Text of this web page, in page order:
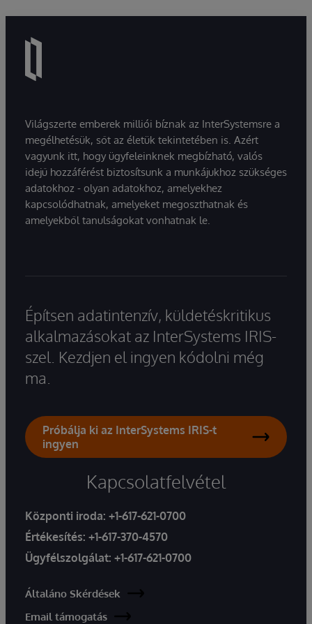
Világszerte emberek milliói bíznak az InterSystemsre a
megélhetésük, sőt az életük tekintetében is. Azért
vagyunk itt, hogy ügyfeleinknek megbízható, valós
idejű hozzáférést biztosítsunk a munkájukhoz szükséges
adatokhoz - olyan adatokhoz, amelyekhez
kapcsolódhatnak, amelyeket megoszthatnak és
amelyekből tanulságokat vonhatnak le.
Építsen adatintenzív, küldetéskritikus
alkalmazásokat az InterSystems IRIS-
szel. Kezdjen el ingyen kódolni még
ma.
Próbálja ki az InterSystems IRIS-t
ingyen
Kapcsolatfelvétel
Központi iroda: +1-617-621-0700
Értékesítés: +1-617-370-4570
Ügyfélszolgálat: +1-617-621-0700
Általáno Skérdések
Email támogatás